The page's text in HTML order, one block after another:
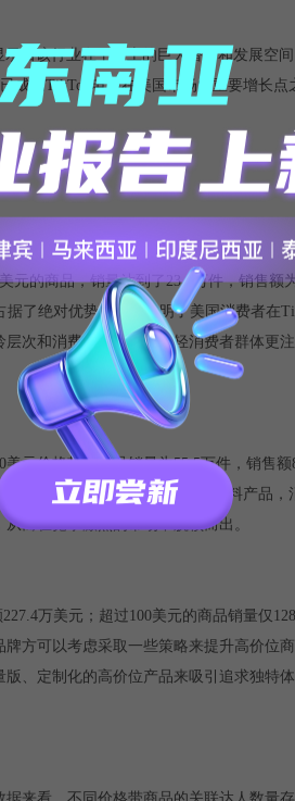
出该行业在平台上的巨大潜力和发展空
成为TikTok电商在美国市场的重要增长
的商品，销量达到了23.1万件，销售额
了绝对优势，充分说明了美国消费者在
次和消费习惯有关，年轻消费者群体更
元价格带的商品销量为55.5万件，销售额
特配方或高品质原料的食品饮料产品，
而在竞争激烈的市场中脱颖而出。
万美元；超过100美元的商品销量仅
方可以考虑采取一些策略来提升高价位
、定制化的高价位产品来吸引追求独特体